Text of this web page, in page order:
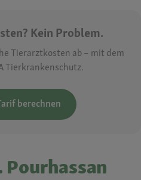
Kein Problem.
Tierarztkosten ab – mit dem
Tierkrankenschutz.
berechnen
Pourhassan